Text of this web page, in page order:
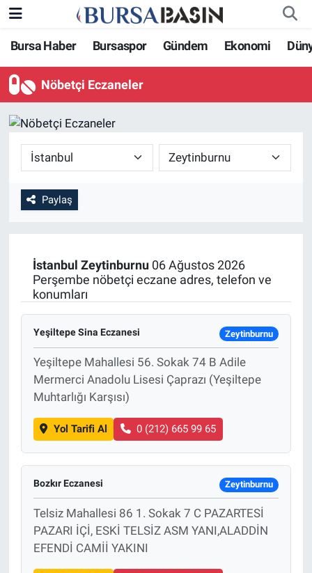
Bursa Haber Bursaspor Gündem Ekonomi
Nöbetçi Eczaneler
Paylaş
İstanbul Zeytinburnu06 Ağustos 2026
Perşembe nöbetçi eczane adres, telefon ve
konumları
Yeşiltepe Sina Eczanesi Zeytinburnu
Yeşiltepe Mahallesi 56. Sokak 74 B Adile
Mermerci Anadolu Lisesi Çaprazı (Yeşiltepe
Muhtarlığı Karşısı)
Yol Tarifi Al 0 (212) 665 99 65
Bozkır Eczanesi Zeytinburnu
Telsiz Mahallesi 86 1. Sokak 7 C PAZARTESİ
PAZARI İÇİ, ESKİ TELSİZ ASM YANI,ALADDİN
EFENDİ CAMİİ YAKINI
Bursa Haber
Genel
Politika
Bilim, Teknoloji
KÜLTÜR-SANAT
Bursaspor
Gündem
Sağlık
Eğitim
Ekonomi
Dünya
Teknoloji
Magazin
Siyaset
Bursa Nöbetçi Eczaneler
Bursa Hava Durumu
Bursa Namaz Vakitleri
Bursa Trafik Yoğunluk Haritası
Süper Lig Puan Durumu ve Fikstür
Son Dakika Haberleri
Haber Arşivi